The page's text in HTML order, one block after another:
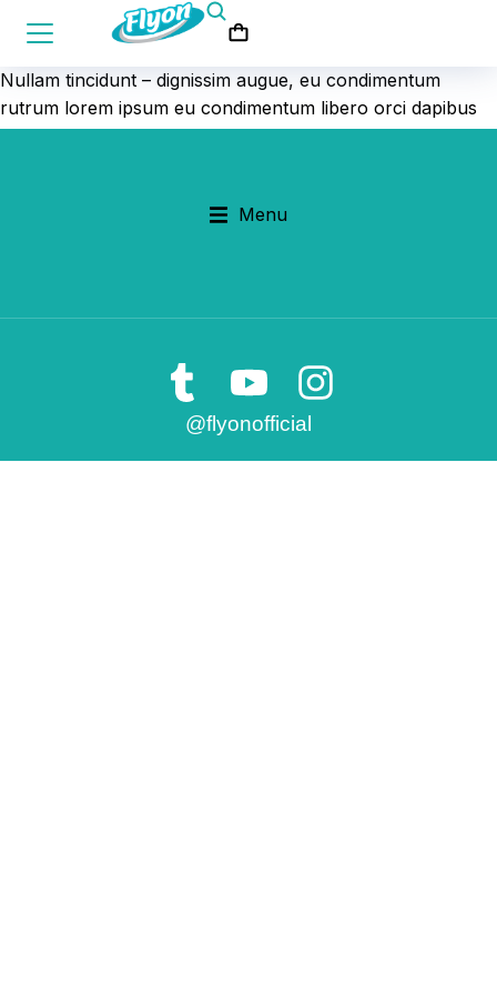
Nullam tincidunt – dignissim augue, eu condimentum
rutrum lorem ipsum eu condimentum libero orci dapibus
dignissim velit vitae fermentum.
Menu
@flyonofficial